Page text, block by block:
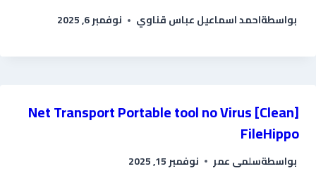
بواسطةاحمد اسماعيل عباس قناوي نوفمبر 6, 2025
Net Transport Portable tool no Virus [Clean]
FileHippo
بواسطةسلمى عمر نوفمبر 15, 2025